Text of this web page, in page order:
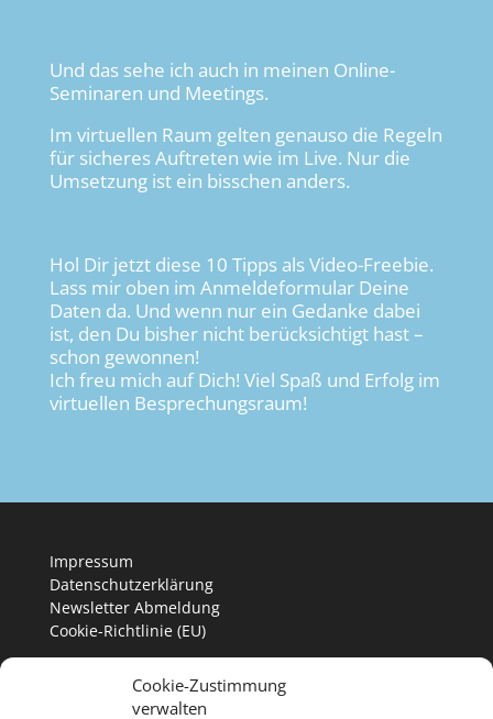
Cookie-Zustimmung
verwalten
Und das sehe ich auch in meinen Online-
Seminaren und Meetings.
Im virtuellen Raum gelten genauso die Regeln
für sicheres Auftreten wie im Live. Nur die
Umsetzung ist ein bisschen anders.
Hol Dir jetzt diese 10 Tipps als Video-Freebie.
Lass mir oben im Anmeldeformular Deine
Daten da. Und wenn nur ein Gedanke dabei
ist, den Du bisher nicht berücksichtigt hast –
schon gewonnen!
Ich freu mich auf Dich! Viel Spaß und Erfolg im
virtuellen Besprechungsraum!
Impressum
Datenschutzerklärung
Newsletter Abmeldung
Cookie-Richtlinie (EU)